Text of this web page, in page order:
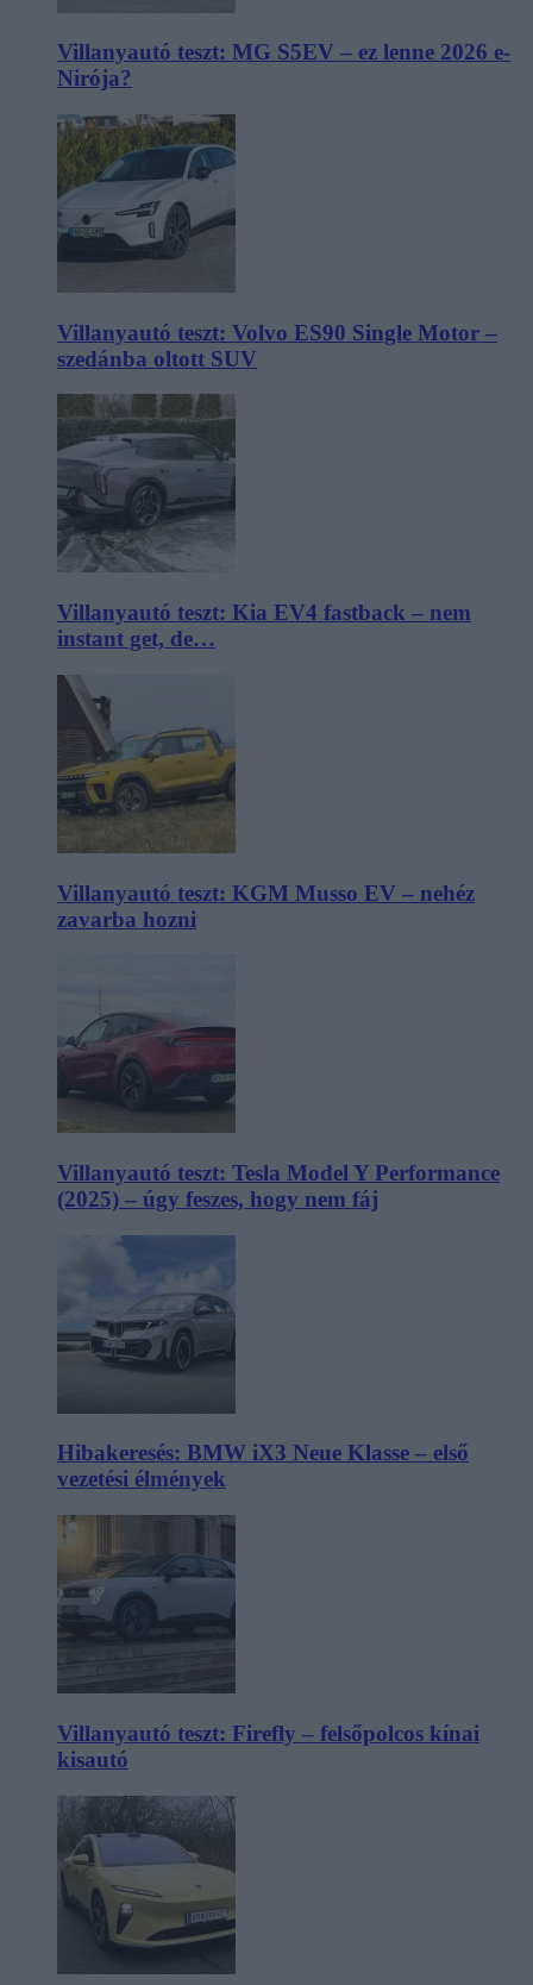
Villanyautó teszt: MG S5EV – ez lenne 2026 e-
Nirója?
Villanyautó teszt: Volvo ES90 Single Motor –
szedánba oltott SUV
Villanyautó teszt: Kia EV4 fastback – nem
instant get, de…
Villanyautó teszt: KGM Musso EV – nehéz
zavarba hozni
Villanyautó teszt: Tesla Model Y Performance
(2025) – úgy feszes, hogy nem fáj
Hibakeresés: BMW iX3 Neue Klasse – első
vezetési élmények
Villanyautó teszt: Firefly – felsőpolcos kínai
kisautó